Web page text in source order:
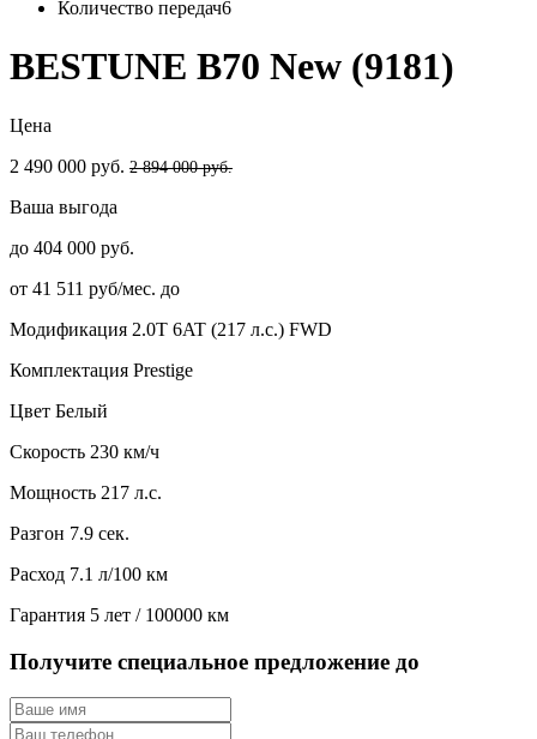
Количество передач6
BESTUNE B70 New (9181)
Цена
2 490 000 руб. 2 894 000 руб.
Ваша выгода
до 404 000 руб.
от 41 511 руб/мес. до
Модификация 2.0T 6AT (217 л.с.) FWD
Комплектация Prestige
Цвет Белый
Скорость 230 км/ч
Мощность 217 л.с.
Разгон 7.9 сек.
Расход 7.1 л/100 км
Гарантия 5 лет / 100000 км
Получите специальное предложение до